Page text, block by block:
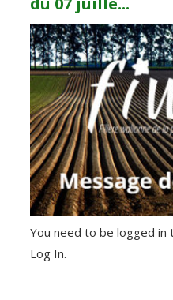
You need to be logged in
Log In.